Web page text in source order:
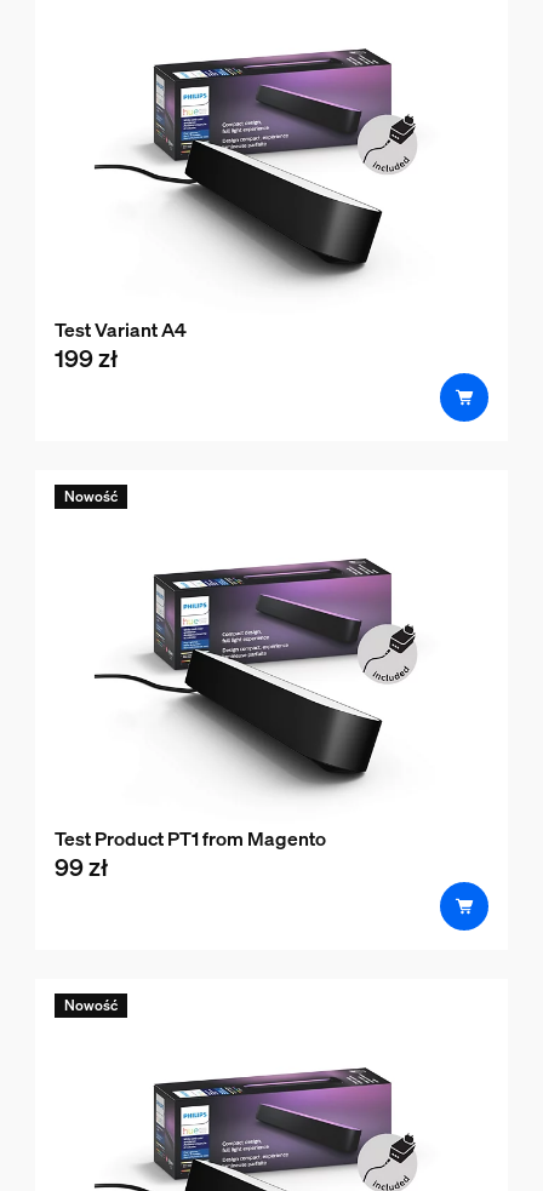
Test Variant A4
product.with.199 zł
199 zł
Nowość
Test Product PT1 from Magento
product.with.99 zł
99 zł
Nowość